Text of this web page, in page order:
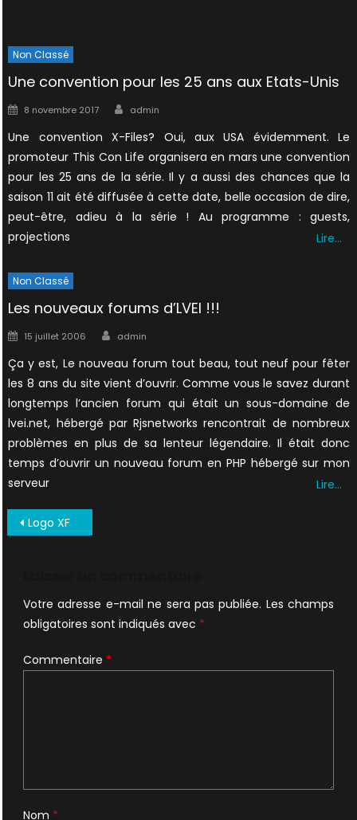
Non Classé
Une convention pour les 25 ans aux Etats-Unis
Posted
8 novembre 2017 Author
admin
Une convention X-Files? Oui, aux USA évidemment. Le
promoteur This Con Life organisera en mars une convention
pour les 25 ans de la série. Il y a aussi des chances que la
saison 11 ait été diffusée à cette date, belle occasion de dire,
peut-être, adieu à la série ! Au programme : guests,
projections
Lire…
Non Classé
Les nouveaux forums d’LVEI !!!
Posted
15 juillet 2006 Author
admin
Ça y est, Le nouveau forum tout beau, tout neuf pour fêter
les 8 ans du site vient d’ouvrir. Comme vous le savez durant
longtemps l’ancien forum qui était un sous-domaine de
lvei.net, hébergé par Rjsnetworks rencontrait de nombreux
problèmes en plus de sa lenteur légendaire. Il était donc
temps d’ouvrir un nouveau forum en PHP hébergé sur mon
serveur
Lire…
Navigation
Logo XF
Votre adresse e-mail ne sera pas publiée. Les champs
obligatoires sont indiqués avec *
Commentaire *
Nom *